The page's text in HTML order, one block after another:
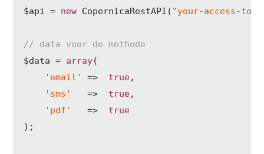
$api = new CopernicaRestAPI( "your-access-
// data voor de methode
$data = array(
'email'
=> true,
'sms'
   =>
true,
'pdf'
   =>
true
);